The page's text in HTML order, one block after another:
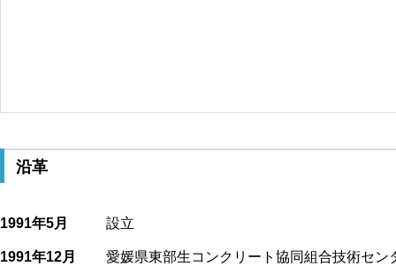
沿革
1991年5月 設立
1991年12月 愛媛県東部生コンクリート協同組合技術セン